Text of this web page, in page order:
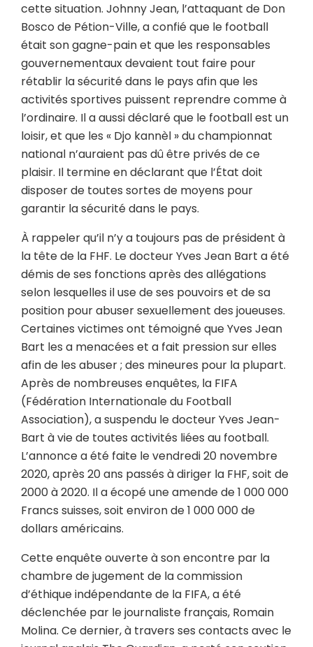
cette situation. Johnny Jean, l’attaquant de Don
Bosco de Pétion-Ville, a confié que le football
était son gagne-pain et que les responsables
gouvernementaux devaient tout faire pour
rétablir la sécurité dans le pays afin que les
activités sportives puissent reprendre comme à
l’ordinaire. Il a aussi déclaré que le football est un
loisir, et que les « Djo kannèl » du championnat
national n’auraient pas dû être privés de ce
plaisir. Il termine en déclarant que l’État doit
disposer de toutes sortes de moyens pour
garantir la sécurité dans le pays.
À rappeler qu’il n’y a toujours pas de président à
la tête de la FHF. Le docteur Yves Jean Bart a été
démis de ses fonctions après des allégations
selon lesquelles il use de ses pouvoirs et de sa
position pour abuser sexuellement des joueuses.
Certaines victimes ont témoigné que Yves Jean
Bart les a menacées et a fait pression sur elles
afin de les abuser ; des mineures pour la plupart.
Après de nombreuses enquêtes, la FIFA
(Fédération Internationale du Football
Association), a suspendu le docteur Yves Jean-
Bart à vie de toutes activités liées au football.
L’annonce a été faite le vendredi 20 novembre
2020, après 20 ans passés à diriger la FHF, soit de
2000 à 2020. Il a écopé une amende de 1 000 000
Francs suisses, soit environ de 1 000 000 de
dollars américains.
Cette enquête ouverte à son encontre par la
chambre de jugement de la commission
d’éthique indépendante de la FIFA, a été
déclenchée par le journaliste français, Romain
Molina. Ce dernier, à travers ses contacts avec le